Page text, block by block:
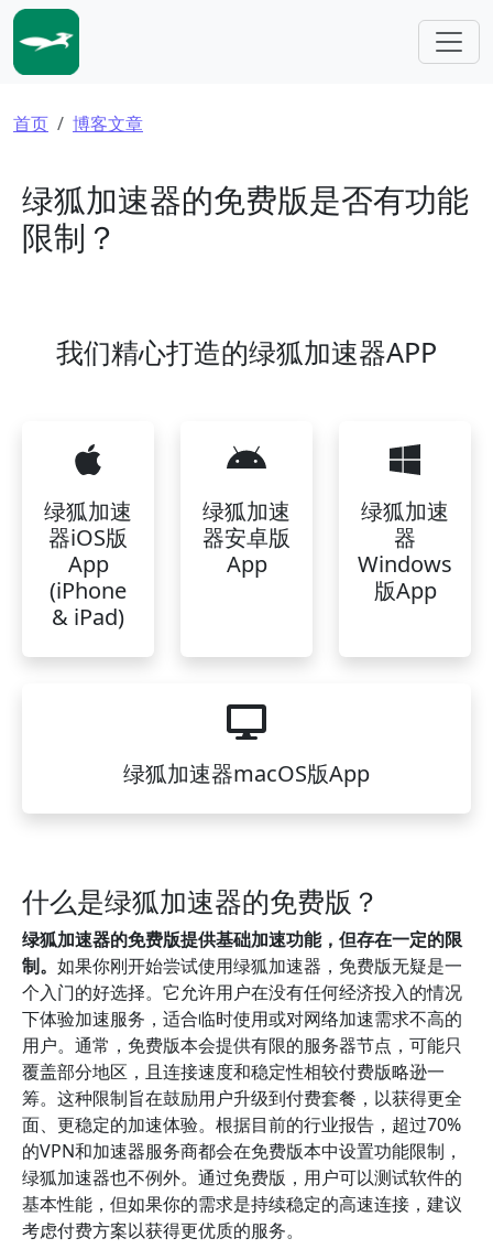
跳转到主要内容
面包屑
首页 博客文章
绿狐加速器的免费版是否有功能
限制？
我们精心打造的绿狐加速器APP
绿狐加速
器iOS版
App
(iPhone
& iPad)
绿狐加速
器安卓版
App
绿狐加速
器
Windows
版App
绿狐加速器macOS版App
什么是绿狐加速器的免费版？
绿狐加速器的免费版提供基础加速功能，但存在一定的限
制。 如果你刚开始尝试使用绿狐加速器，免费版无疑是一
个入门的好选择。它允许用户在没有任何经济投入的情况
下体验加速服务，适合临时使用或对网络加速需求不高的
用户。通常，免费版本会提供有限的服务器节点，可能只
覆盖部分地区，且连接速度和稳定性相较付费版略逊一
筹。这种限制旨在鼓励用户升级到付费套餐，以获得更全
面、更稳定的加速体验。根据目前的行业报告，超过70%
的VPN和加速器服务商都会在免费版本中设置功能限制，
绿狐加速器也不例外。通过免费版，用户可以测试软件的
基本性能，但如果你的需求是持续稳定的高速连接，建议
考虑付费方案以获得更优质的服务。